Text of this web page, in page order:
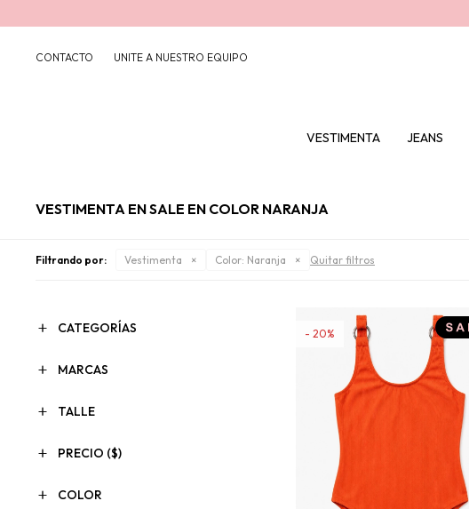
VESTIMENTA JEANS
CONTACTO UNITE A NUESTRO EQUIPO
VESTIMENTA EN SALE EN COLOR NARANJA
Filtrando por: Vestimenta Color: Naranja Quitar filtros
20
CATEGORÍAS
MARCAS
TALLE
PRECIO ($)
COLOR